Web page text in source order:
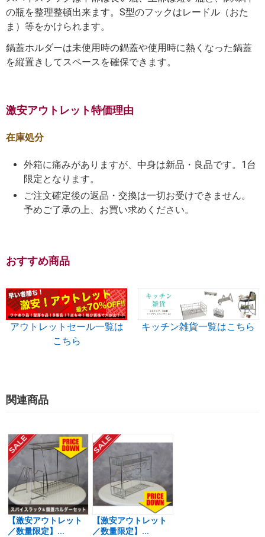
の瓶を整理整頓出来ます。S型のフックはレードル（おた
ま）等をかけられます。
鍋蓋ホルダーは未使用時の鍋蓋や使用時に熱くなった鍋蓋
を縦置きしてスペースを確保できます。
激安アウトレット特価理由
在庫処分
外箱に痛みがありますが、中身は新品・良品です。1台
限定となります。
ご注文確定後の返品・交換は一切お受けできません。
予めご了承の上、お買い求めください。
おすすめ商品
アウトレットセール一覧は
こちら
キッチン雑貨一覧はこちら
関連商品
【激安アウトレット
／数量限定】...
【激安アウトレット
／数量限定】...